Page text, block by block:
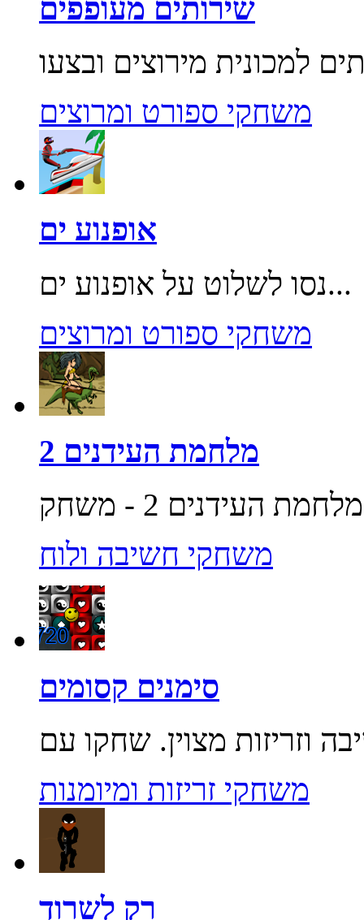
שירותים מעופפים
משחקי ספורט ומרוצים
אופנוע ים
נסו לשלוט על אופנוע ים...
משחקי ספורט ומרוצים
מלחמת העידנים 2
משחקי חשיבה ולוח
סימנים קסומים
משחקי זריזות ומיומנות
רק לשרוד